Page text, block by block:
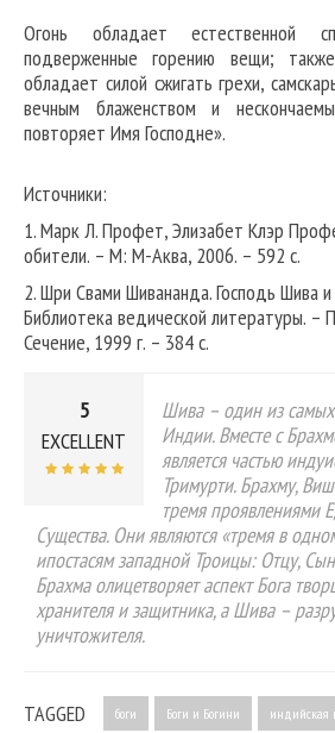
Огонь обладает естественной
подверженные горению вещи;
обладает силой сжигать грехи,
вечным блаженством и
повторяет Имя Господне».
Источники:
1. Марк Л. Профет, Элизабет Клэр
обители. – М: М-Аква, 2006. – 592 с.
2. Шри Свами Шивананда. Господь Шива и
Библиотека ведической литературы. –
Сечение, 1999 г. – 384 с.
5
EXCELLENT
Шива – один из самых
Индии. Вместе с
является частью
Тримурти. Брахму,
тремя проявлениями
Существа. Они являются «тремя в
ипостасям западной Троицы: Отцу,
Брахма олицетворяет аспект Бога
хранителя и защитника, а Шива –
уничтожителя.
TAGGED боги Боги и Богини индийская